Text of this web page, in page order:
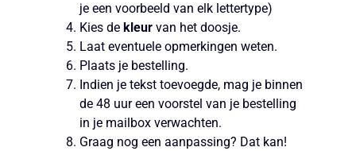
je een voorbeeld van elk lettertype)
Kies de kleur van het doosje.
Laat eventuele opmerkingen weten.
Plaats je bestelling.
Indien je tekst toevoegde, mag je binnen
de 48 uur een voorstel van je bestelling
in je mailbox verwachten.
Graag nog een aanpassing? Dat kan!